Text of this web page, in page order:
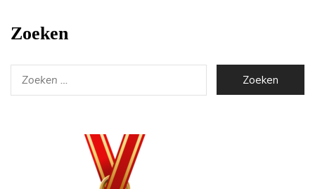
Zoeken